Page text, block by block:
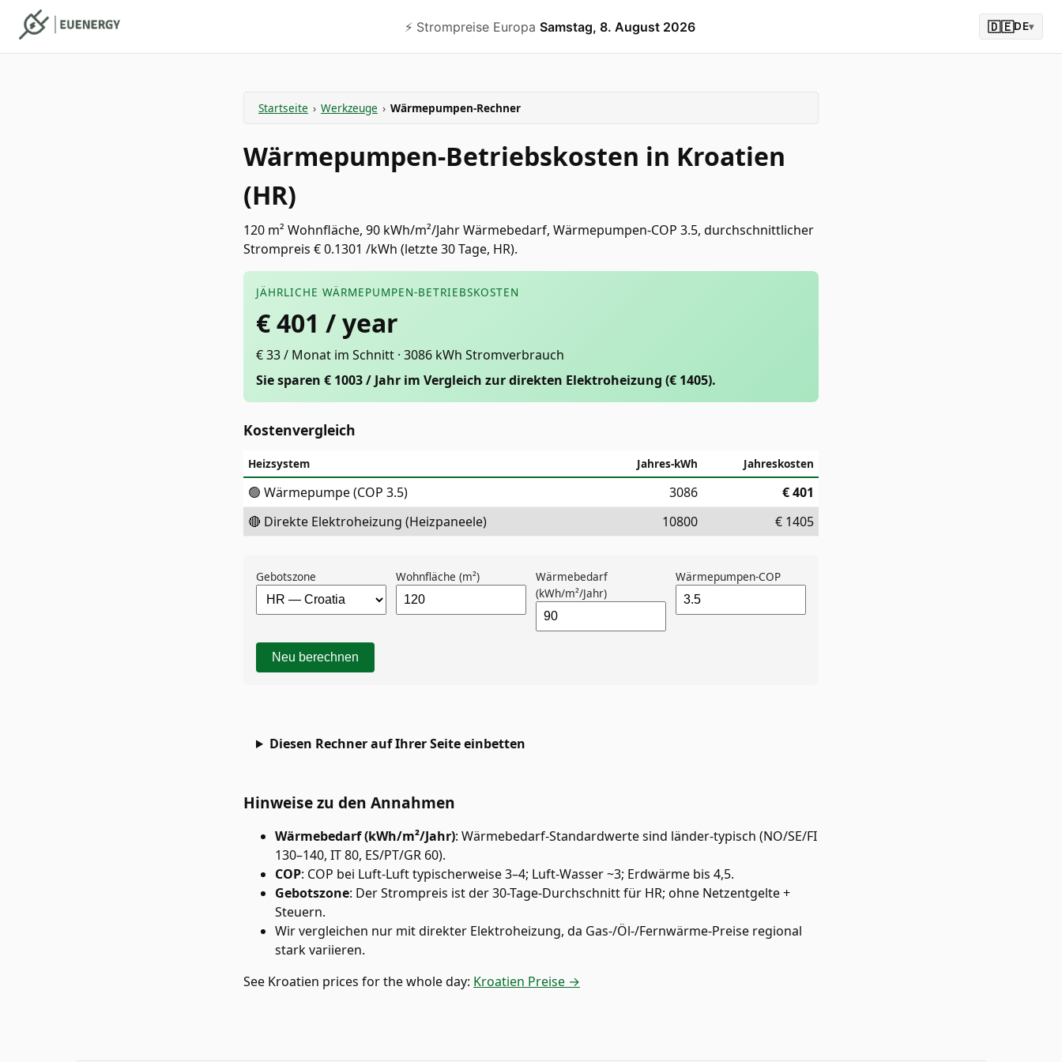
⚡️ Strompreise Europa Samstag, 8. August 2026 🇩🇪DE▾
Startseite › Werkzeuge › Wärmepumpen-Rechner
Wärmepumpen-Betriebskosten in Kroatien
(HR)
120 m² Wohnfläche, 90 kWh/m²/Jahr Wärmebedarf, Wärmepumpen-COP 3.5, durchschnittlicher
Strompreis € 0.1301 /kWh (letzte 30 Tage, HR).
JÄHRLICHE WÄRMEPUMPEN-BETRIEBSKOSTEN
€401 / year
€ 33 / Monat im Schnitt · 3086 kWh Stromverbrauch
Sie sparen € 1003 / Jahr im Vergleich zur direkten Elektroheizung (€ 1405).
Kostenvergleich
Heizsystem Jahres-kWh Jahreskosten
🟢 Wärmepumpe (COP 3.5) 3086 €401
🔴 Direkte Elektroheizung (Heizpaneele)
10800 € 1405
Gebotszone Wohnfläche (m²)
Wärmebedarf
(kWh/m²/Jahr)
Wärmepumpen-COP
Neu berechnen
Diesen Rechner auf Ihrer Seite einbetten
Hinweise zu den Annahmen
Wärmebedarf (kWh/m²/Jahr): Wärmebedarf-Standardwerte sind länder-typisch (NO/SE/FI
130–140, IT 80, ES/PT/GR 60).
COP: COP bei Luft-Luft typischerweise 3–4; Luft-Wasser ~3; Erdwärme bis 4,5.
Gebotszone: Der Strompreis ist der 30-Tage-Durchschnitt für HR; ohne Netzentgelte +
Steuern.
Wir vergleichen nur mit direkter Elektroheizung, da Gas-/Öl-/Fernwärme-Preise regional
stark variieren.
See Kroatien prices for the whole day: Kroatien Preise →